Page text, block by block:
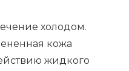
холодом.
кожа
жидкого